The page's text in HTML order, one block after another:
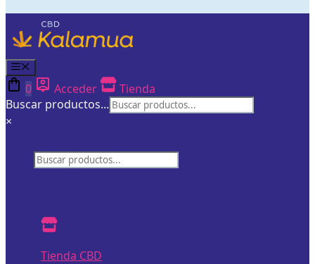
0 Acceder
Tienda
Buscar productos...
×
Tienda CBD